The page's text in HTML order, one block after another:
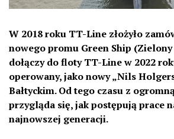
W 2018 roku TT-Line złożyło
nowego promu Green Ship
dołączy do floty TT-Line w 2022
operowany, jako nowy „Nils
Bałtyckim. Od tego czasu z
przygląda się, jak postępują prace
najnowszej generacji.